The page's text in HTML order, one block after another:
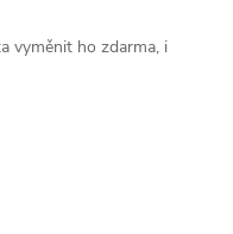
vyměnit ho zdarma, i